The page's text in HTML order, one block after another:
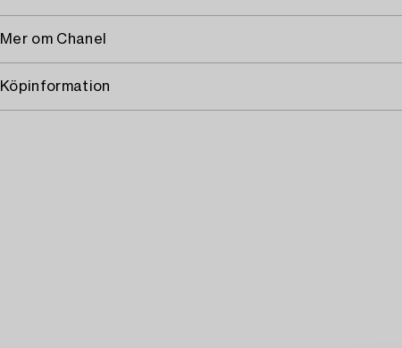
Mer om Chanel
Köpinformation